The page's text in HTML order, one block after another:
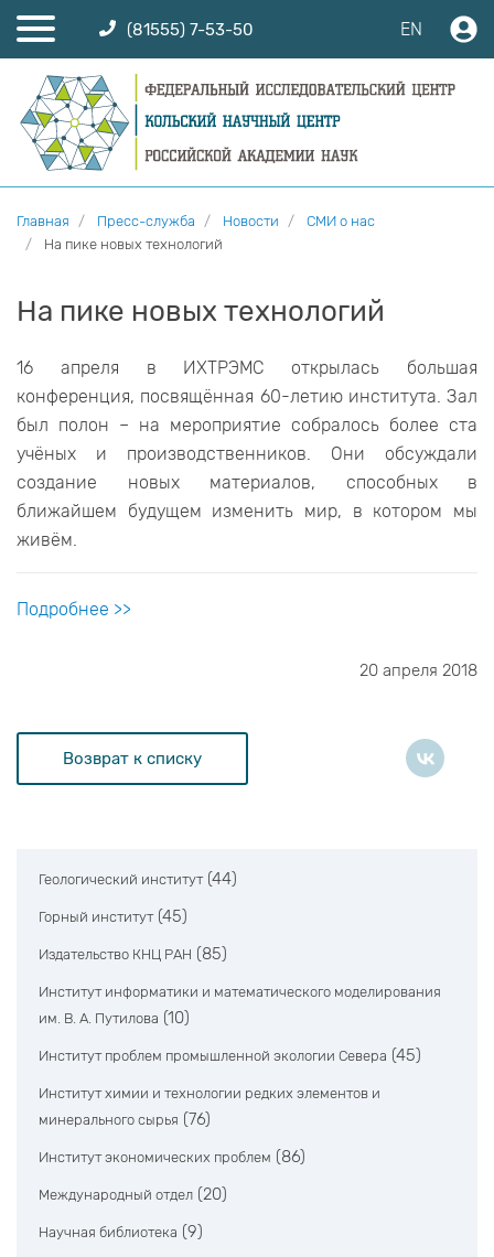
(81555) 7-53-50 EN
Главная Пресс-служба Новости
СМИ о нас
На пике новых технологий
На пике новых технологий
16 апреля в ИХТРЭМС открылась большая
конференция, посвящённая 60-летию института. Зал
был полон – на мероприятие собралось более ста
учёных и производственников. Они обсуждали
создание новых материалов, способных в
ближайшем будущем изменить мир, в котором мы
живём.
Подробнее >>
20 апреля 2018
Возврат к списку
Геологический институт (44)
Горный институт (45)
Издательство КНЦ РАН (85)
Институт информатики и математического моделирования
им. В. А. Путилова (10)
Институт проблем промышленной экологии Севера (45)
Институт химии и технологии редких элементов и
минерального сырья (76)
Институт экономических проблем (86)
Международный отдел (20)
Научная библиотека (9)